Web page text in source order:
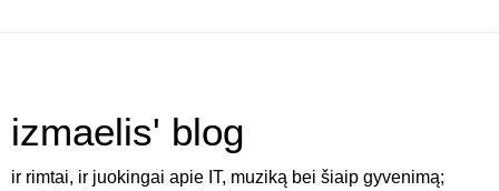
izmaelis' blog
ir rimtai, ir juokingai apie IT, muziką bei šiaip gyvenimą;